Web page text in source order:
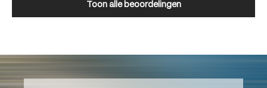
Toon alle beoordelingen